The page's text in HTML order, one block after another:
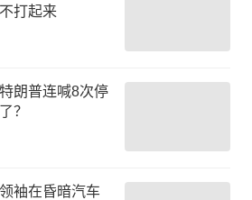
打起来
朗普连喊8次停
？
袖在昏暗汽车